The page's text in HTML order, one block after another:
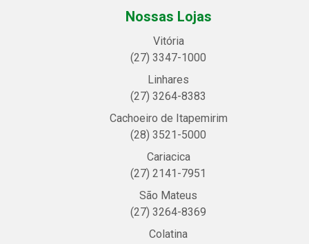
Nossas Lojas
Vitória
(27) 3347-1000
Linhares
(27) 3264-8383
Cachoeiro de Itapemirim
(28) 3521-5000
Cariacica
(27) 2141-7951
São Mateus
(27) 3264-8369
Colatina